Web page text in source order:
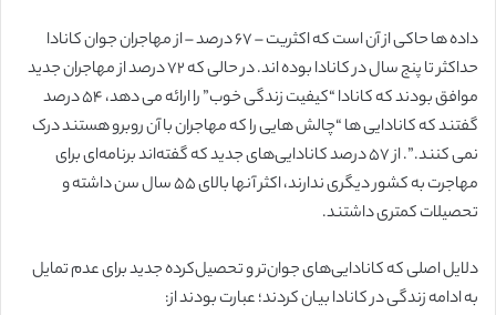
داده ها حاکی از آن است که اکثریت – ۶۷ درصد – از مهاجران جوان کانادا
حداکثر تا پنج سال در کانادا بوده اند. در حالی که ۷۲ درصد از مهاجران جدید
موافق بودند که کانادا “کیفیت زندگی خوب” را ارائه می دهد، ۵۴ درصد
گفتند که کانادایی ها “چالش هایی را که مهاجران با آن روبرو هستند درک
نمی کنند.”. از ۵۷ درصد کانادایی‌های جدید که گفته‌اند برنامه‌ای برای
مهاجرت به کشور دیگری ندارند، اکثر آنها بالای ۵۵ سال سن داشته و
تحصیلات کمتری داشتند.
دلایل اصلی که کانادایی‌های جوان‌تر و تحصیل‌کرده جدید برای عدم تمایل
به ادامه زندگی در کانادا بیان کردند؛ عبارت بودند از: